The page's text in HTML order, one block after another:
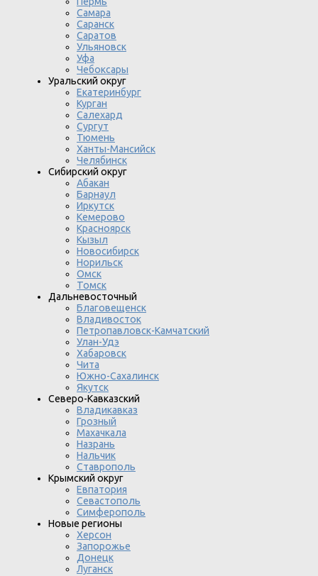
Самара
Саранск
Саратов
Ульяновск
Уфа
Чебоксары
Уральский округ
Екатеринбург
Курган
Салехард
Сургут
Тюмень
Ханты-Мансийск
Челябинск
Сибирский округ
Абакан
Барнаул
Иркутск
Кемерово
Красноярск
Кызыл
Новосибирск
Норильск
Омск
Томск
Дальневосточный
Благовещенск
Владивосток
Петропавловск-Камчатский
Улан-Удэ
Хабаровск
Чита
Южно-Сахалинск
Якутск
Северо-Кавказский
Владикавказ
Грозный
Махачкала
Назрань
Нальчик
Ставрополь
Крымский округ
Евпатория
Севастополь
Симферополь
Новые регионы
Херсон
Запорожье
Донецк
Луганск